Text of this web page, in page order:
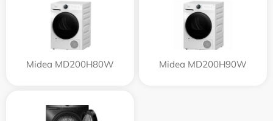
Midea MD200H80W Midea MD200H90W